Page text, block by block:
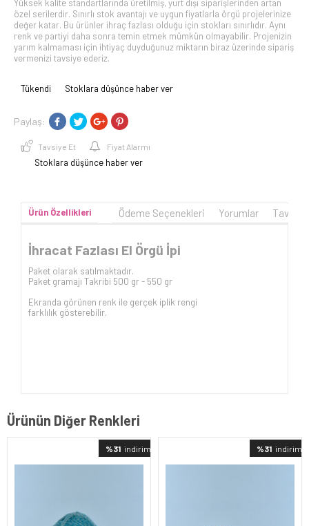
Yüksek kalite standartlarında üretilmiş, yurt dışı siparişlerinden artan
özel serilerdir. Sınırlı stok avantajı ve uygun fiyatlarla örgü projelerinize
değer katar. Bu ürünler ihraç fazlası olduğu için stokları sınırlıdır. Aynı
renk ve partiyi daha sonra temin etmek mümkün olmayabilir. Projenizin
yarım kalmaması için ihtiyaç duyduğunuz miktarın biraz üzerinde sipariş
vermenizi tavsiye ederiz.
Tükendi Stoklara düşünce haber ver
Paylaş:
Tavsiye Et Fiyat Alarmı
Stoklara düşünce haber ver
Ürün Özellikleri Ödeme Seçenekleri Yorumlar
İhracat Fazlası El Örgü İpi
Paket olarak satılmaktadır.
Paket gramajı Takribi 500 gr - 550 gr
Ekranda görünen renk ile gerçek iplik rengi
farklılık gösterebilir.
Ürünün Diğer Renkleri
%31 indirimli %31 indirimli